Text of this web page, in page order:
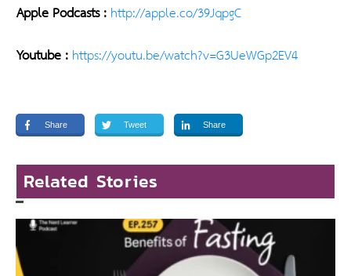
Apple Podcasts :http://apple.co/39JqpgC
Youtube :https://youtu.be/watch?v=G3UeWGp2EV4
Share Tweet Share
Related Stories